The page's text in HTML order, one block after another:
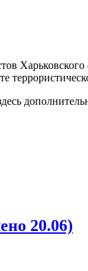
Харьковского
20.06)